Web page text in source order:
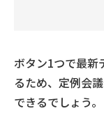
ボタン1つで最新
るため、定例会
できるでしょう。